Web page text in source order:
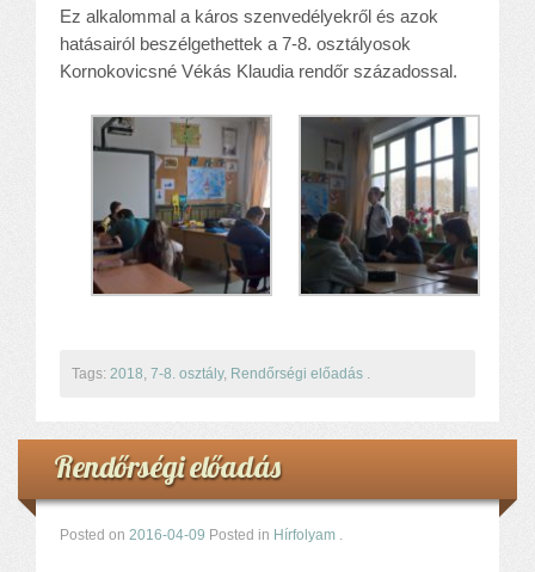
Ez alkalommal a káros szenvedélyekről és azok
hatásairól beszélgethettek a 7-8. osztályosok
Kornokovicsné Vékás Klaudia rendőr századossal.
Tags: 2018 7-8. osztály, Rendőrségi előadás
Rendőrségi előadás
Posted on 2016-04-09 Posted in Hírfolyam